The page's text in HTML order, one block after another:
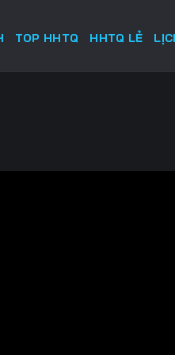
TOP HHTQ HHTQ LẺ